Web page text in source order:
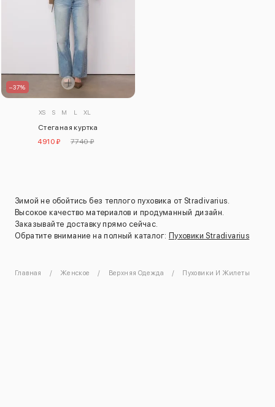
–37%
XS S M L XL
Стеганая куртка
4910 ₽
7740 ₽
Зимой не обойтись без теплого пуховика от Stradivarius.
Высокое качество материалов и продуманный дизайн.
Заказывайте доставку прямо сейчас.
Обратите внимание на полный каталог: Пуховики Stradivarius
Главная Женское Верхняя Одежда Пуховики И Жилеты